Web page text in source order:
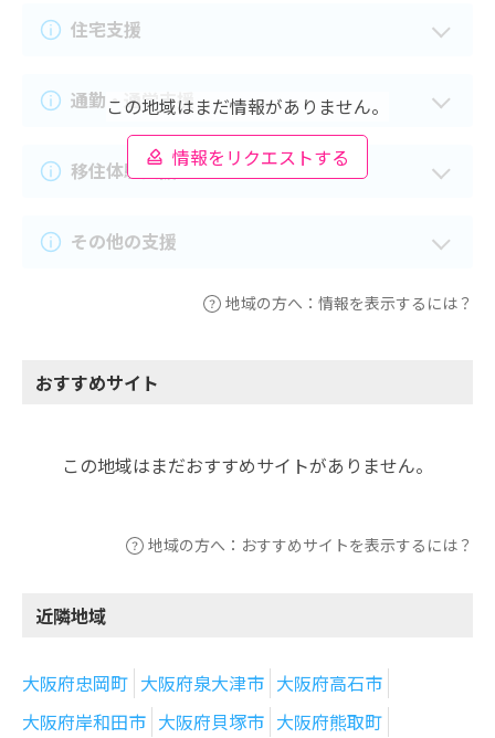
この地域はまだ情報がありません。
情報をリクエストする
住宅支援
通勤・通学支援
移住体験支援
その他の支援
地域の方へ：情報を表示するには？
おすすめサイト
この地域はまだおすすめサイトがありません。
地域の方へ：おすすめサイトを表示するには？
近隣地域
大阪府忠岡町 大阪府泉大津市 大阪府高石市
大阪府岸和田市 大阪府貝塚市 大阪府熊取町